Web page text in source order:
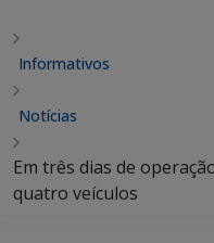
Informativos
Notícias
Em três dias de
quatro veículos